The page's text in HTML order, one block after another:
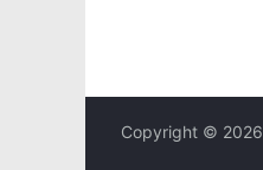
Copyright © 2026